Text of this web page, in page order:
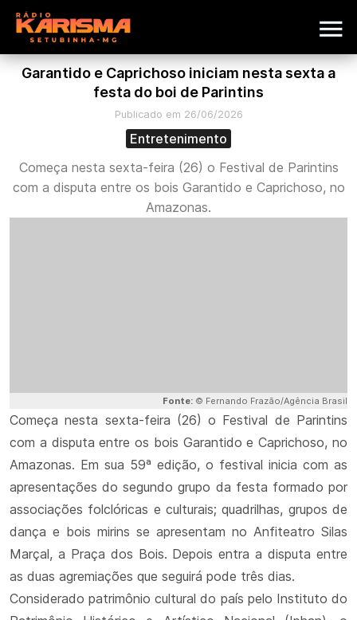
Garantido e Caprichoso iniciam nesta sexta a
festa do boi de Parintins
Publicado em 26/06/2026
Entretenimento
Começa nesta sexta-feira (26) o Festival de Parintins
com a disputa entre os bois Garantido e Caprichoso, no
Amazonas.
Fonte: © Fernando Frazão/Agência Brasil
Começa nesta sexta-feira (26) o Festival de Parintins
com a disputa entre os bois Garantido e Caprichoso, no
Amazonas. Em sua 59ª edição, o festival inicia com as
apresentações do segundo grupo da festa formado por
associações folclóricas e culturais; quadrilhas, grupos de
dança e bois mirins se apresentam no Anfiteatro Silas
Marçal, a Praça dos Bois. Depois entra a disputa entre
as duas agremiações que seguirá pode três dias.
Considerado patrimônio cultural do país pelo Instituto do